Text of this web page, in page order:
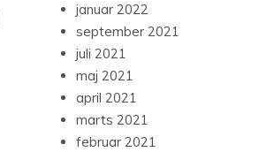
januar 2022
september 2021
juli 2021
maj 2021
april 2021
marts 2021
februar 2021